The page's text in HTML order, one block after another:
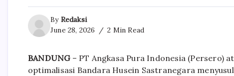
By Redaksi
June 28, 2026
2 Min Read
BANDUNG– PT Angkasa Pura Indonesia (Persero)
optimalisasi Bandara Husein Sastranegara